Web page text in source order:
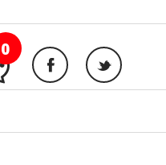
0